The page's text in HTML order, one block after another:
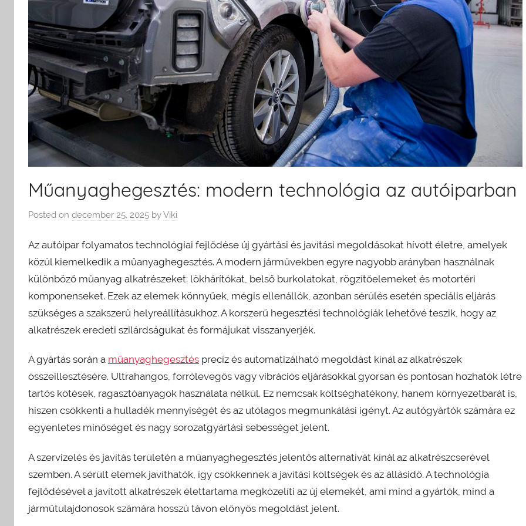
Műanyaghegesztés: modern technológia az autóiparban
Posted on december 25, 2025 byViki
Az autóipar folyamatos technológiai fejlődése új gyártási és javítási megoldásokat hívott életre, amelyek
közül kiemelkedik a műanyaghegesztés. A modern járművekben egyre nagyobb arányban használnak
különböző műanyag alkatrészeket: lökhárítókat, belső burkolatokat, rögzítőelemeket és motortéri
komponenseket. Ezek az elemek könnyűek, mégis ellenállók, azonban sérülés esetén speciális eljárás
szükséges a szakszerű helyreállításukhoz. A korszerű hegesztési technológiák lehetővé teszik, hogy az
alkatrészek eredeti szilárdságukat és formájukat visszanyerjék.
A gyártás során a műanyaghegesztés precíz és automatizálható megoldást kínál az alkatrészek
összeillesztésére. Ultrahangos, forrólevegős vagy vibrációs eljárásokkal gyorsan és pontosan hozhatók létre
tartós kötések, ragasztóanyagok használata nélkül. Ez nemcsak költséghatékony, hanem környezetbarát is,
hiszen csökkenti a hulladék mennyiségét és az utólagos megmunkálási igényt. Az autógyártók számára ez
egyenletes minőséget és nagy sorozatgyártási sebességet jelent.
A szervizelés és javítás területén a műanyaghegesztés jelentős alternatívát kínál az alkatrészcserével
szemben. A sérült elemek javíthatók, így csökkennek a javítási költségek és az állásidő. A technológia
fejlődésével a javított alkatrészek élettartama megközelíti az új elemekét, ami mind a gyártók, mind a
járműtulajdonosok számára hosszú távon előnyös megoldást jelent.